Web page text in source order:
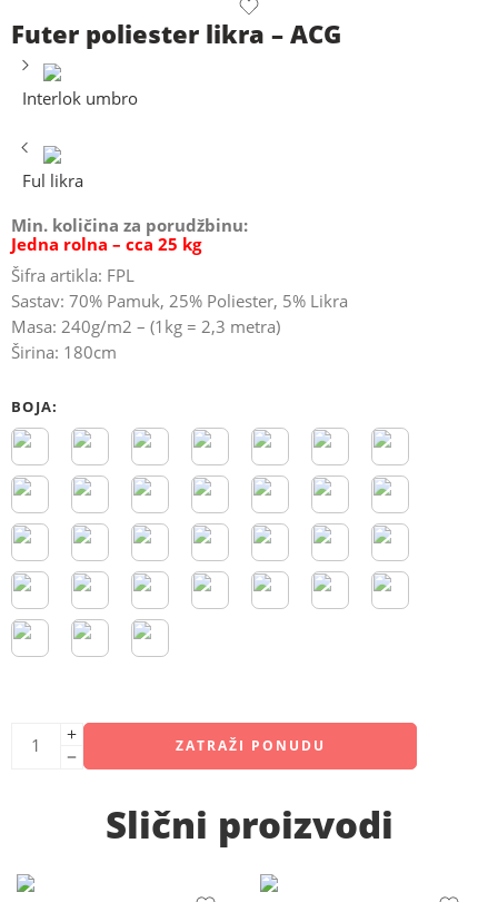
Futer poliester likra – ACG
Interlok umbro
Ful likra
Min. količina za porudžbinu:
Jedna rolna – cca 25 kg
Šifra artikla: FPL
Sastav: 70% Pamuk, 25% Poliester, 5% Likra
Masa: 240g/m2 – (1kg = 2,3 metra)
Širina: 180cm
BOJA:
ZATRAŽI PONUDU
Slični proizvodi